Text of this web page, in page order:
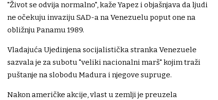
"Život se odvija normalno", kaže Yapez i objašnjava da ljudi
ne očekuju invaziju SAD-a na Venezuelu poput one na
obližnju Panamu 1989.
Vladajuća Ujedinjena socijalistička stranka Venezuele
sazvala je za subotu "veliki nacionalni marš" kojim traži
puštanje na slobodu Madura i njegove supruge.
Nakon američke akcije, vlast u zemlji je preuzela